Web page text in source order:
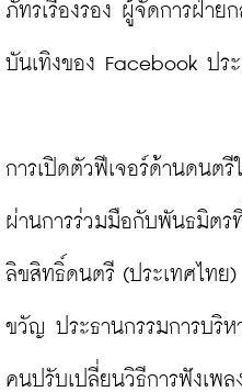
ภัทรเรืองรอง ผู้จัดการฝ่าย
บันเทิงของ Facebook ปร
การเปิดตัวฟีเจอร์ด้านดนต
ผ่านการร่วมมือกับพันธมิต
ลิขสิทธิ์ดนตรี (ประเทศไท
ขวัญ ประธานกรรมการบริ
คนปรับเปลี่ยนวิธีการฟังเพ